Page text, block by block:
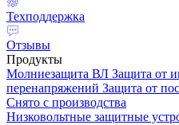
Техподдержка
Отзывы
Продукты
Молниезащита ВЛ Защита от
перенапряжений Защита от
Снято с производства
Низковольтные защитные